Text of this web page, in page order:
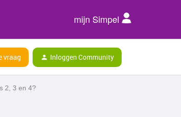
mijn Simpel
vraag Inloggen Community
2, 3 en 4?